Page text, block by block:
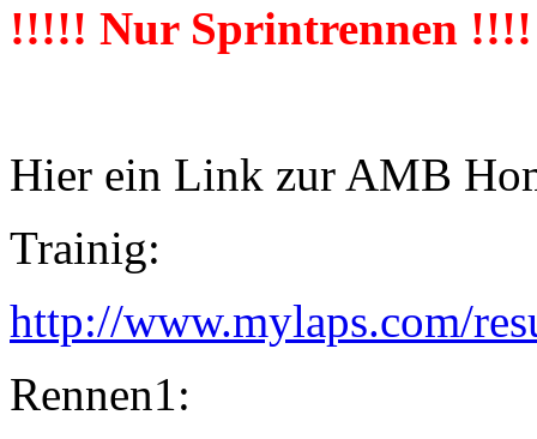
!!!!! Nur Sprintrennen !!!!
Hier ein Link zur AMB
Trainig:
http://www.mylaps.com/
Rennen1: